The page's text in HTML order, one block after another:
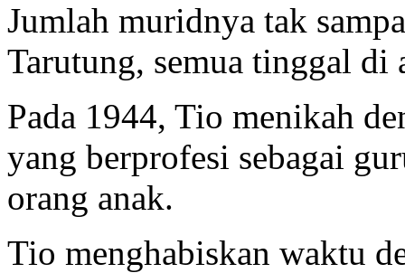
Jumlah muridnya tak
Tarutung, semua tinggal di
Pada 1944, Tio menikah
yang berprofesi sebagai
orang anak.
Tio menghabiskan waktu